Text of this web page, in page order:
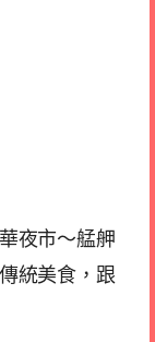
夜市～艋舺
統美食，跟